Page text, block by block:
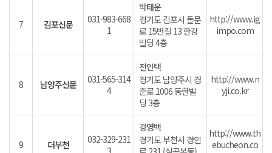
7 김포신문
031-983-668
1
박태운
경기도 김포시 돌문
로 15번길 13 한강
빌딩 4층
http://www.ig
impo.com
8 남양주신문
031-565-314
4
전인택
경기도 남양주시 경
춘로 1006 동한빌
딩 3층
http://www.n
yji.co.kr
9 더부천
032-329-231
3
강영백
경기도 부천시 경인
http://www.th
ebucheon.co